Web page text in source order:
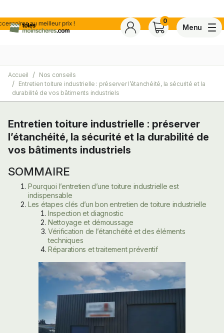
au meilleur prix ! 0
Menu
Basé sur 30 avis certifiés conforme à NF ISO 20488 par AFNOR Certification.
Accueil
Nos conseils
Entretien toiture industrielle : préserver l’étanchéité, la sécurité et la
durabilité de vos bâtiments industriels
Entretien toiture industrielle : préserver
l’étanchéité, la sécurité et la durabilité de
vos bâtiments industriels
SOMMAIRE
Pourquoi l’entretien d’une toiture industrielle est
indispensable
Les étapes clés d’un bon entretien de toiture industrielle
Inspection et diagnostic
Nettoyage et démoussage
Vérification de l’étanchéité et des éléments
techniques
Réparations et traitement préventif